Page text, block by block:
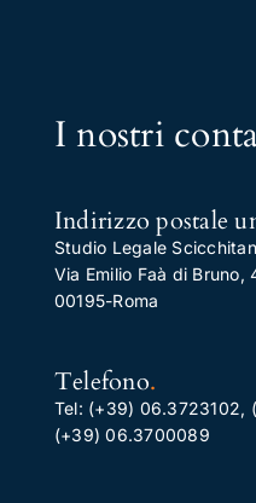
I nostri
Indirizzo postale
Studio Legale
Via Emilio Faà di Bruno,
00195-Roma
Telefono.
Tel: (+39) 06.3723102,
(+39) 06.3700089